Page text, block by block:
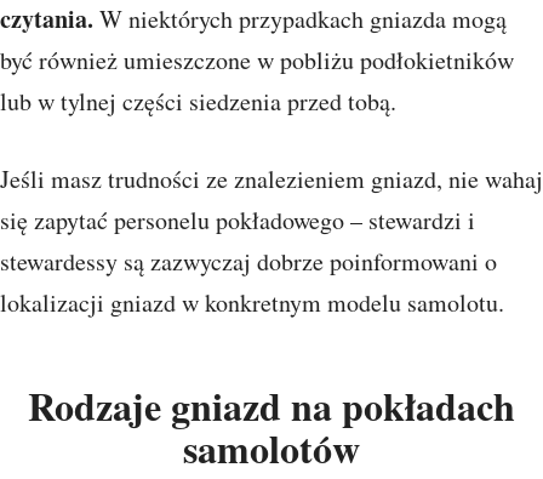
czytania. W niektórych przypadkach gniazda mogą
być również umieszczone w pobliżu podłokietników
lub w tylnej części siedzenia przed tobą.
Jeśli masz trudności ze znalezieniem gniazd, nie wahaj
się zapytać personelu pokładowego – stewardzi i
stewardessy są zazwyczaj dobrze poinformowani o
lokalizacji gniazd w konkretnym modelu samolotu.
Rodzaje gniazd na pokładach
samolotów